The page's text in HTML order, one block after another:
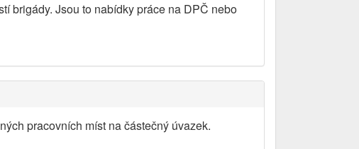
brigády. Jsou to nabídky práce na DPČ nebo
pracovních míst na částečný úvazek.